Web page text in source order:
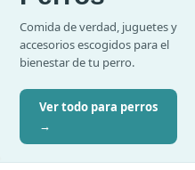
Comida de verdad, juguetes y
accesorios escogidos para el
bienestar de tu perro.
Ver todo para perros
→